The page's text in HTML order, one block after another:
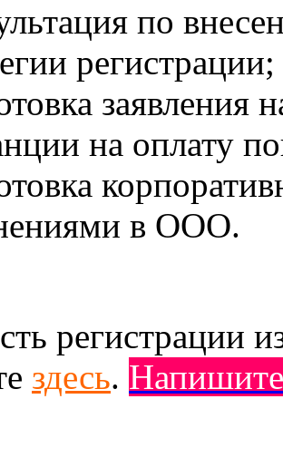
по
регистрации;
заявления
на оплату
в ООО.
здесь.